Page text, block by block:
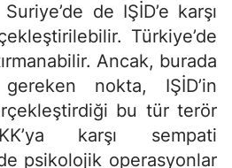
de IŞİD’e karşı
Türkiye’de
Ancak, burada
nokta, IŞİD’in
bu tür terör
karşı sempati
psikolojik operasyonlar